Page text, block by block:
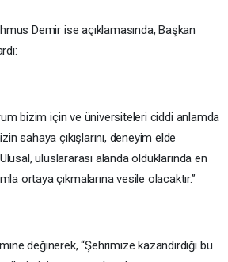
Demir ise açıklamasında, Başkan
bizim için ve üniversiteleri ciddi anlamda
sahaya çıkışlarını, deneyim elde
uluslararası alanda olduklarında en
ortaya çıkmalarına vesile olacaktır.”
değinerek, “Şehrimize kazandırdığı bu